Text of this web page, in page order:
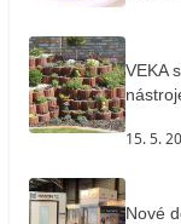
VEKA
15. 5.
Nové